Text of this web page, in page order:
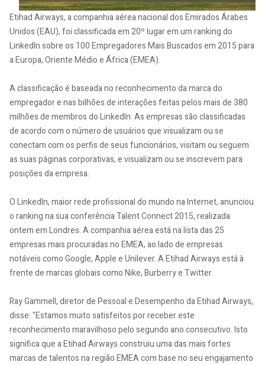
Etihad Airways, a companhia aérea nacional dos Emirados Árabes
Unidos (EAU), foi classificada em 20º lugar em um ranking do
LinkedIn sobre os 100 Empregadores Mais Buscados em 2015 para
a Europa, Oriente Médio e África (EMEA).
A classificação é baseada no reconhecimento da marca do
empregador e nas bilhões de interações feitas pelos mais de 380
milhões de membros do LinkedIn. As empresas são classificadas
de acordo com o número de usuários que visualizam ou se
conectam com os perfis de seus funcionários, visitam ou seguem
as suas páginas corporativas, e visualizam ou se inscrevem para
posições da empresa.
O LinkedIn, maior rede profissional do mundo na Internet, anunciou
o ranking na sua conferência Talent Connect 2015, realizada
ontem em Londres. A companhia aérea está na lista das 25
empresas mais procuradas no EMEA, ao lado de empresas
notáveis como Google, Apple e Unilever. A Etihad Airways está à
frente de marcas globais como Nike, Burberry e Twitter.
Ray Gammell, diretor de Pessoal e Desempenho da Etihad Airways,
disse: "Estamos muito satisfeitos por receber este
reconhecimento maravilhoso pelo segundo ano consecutivo. Isto
significa que a Etihad Airways construiu uma das mais fortes
marcas de talentos na região EMEA com base no seu engajamento